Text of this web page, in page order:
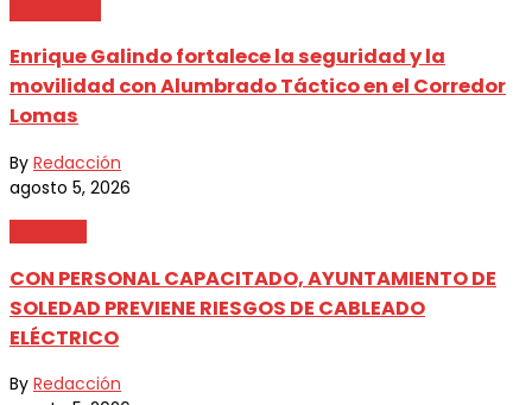
Enrique Galindo fortalece la seguridad y la
movilidad con Alumbrado Táctico en el Corredor
Lomas
By Redacción
agosto 5, 2026
CON PERSONAL CAPACITADO, AYUNTAMIENTO DE
SOLEDAD PREVIENE RIESGOS DE CABLEADO
ELÉCTRICO
By Redacción